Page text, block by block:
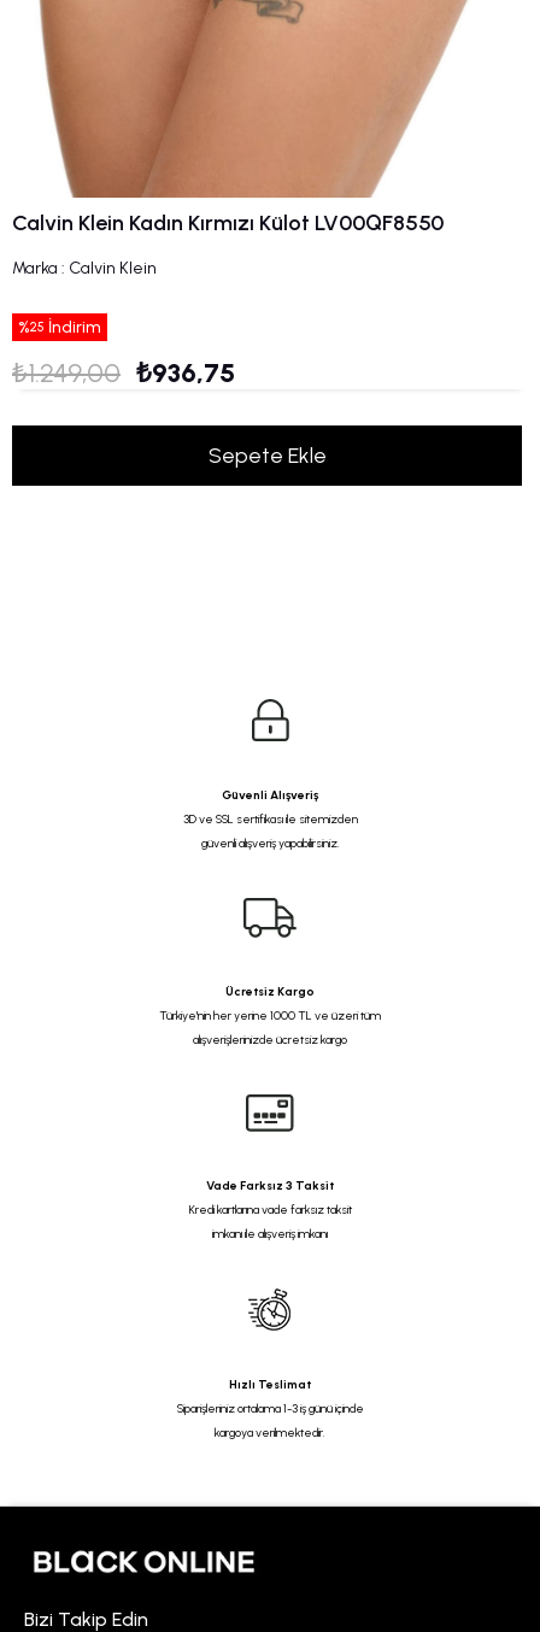
Calvin Klein Kadın Kırmızı Külot LV00QF8550
Marka : Calvin Klein
%25 İndirim
₺1.249,00 ₺936,75
Güvenli Alışveriş
3D ve SSL sertifikası ile sitemizden
güvenli alışveriş yapabilirsiniz.
Ücretsiz Kargo
Türkiye'nin her yerine 1000 TL ve üzeri tüm
alışverişlerinizde ücretsiz kargo
Vade Farksız 3 Taksit
Kredi kartlarına vade farksız taksit
imkanı ile alışveriş imkanı
Hızlı Teslimat
Siparişleriniz ortalama 1-3 iş günü içinde
kargoya verilmektedir.
Bizi Takip Edin